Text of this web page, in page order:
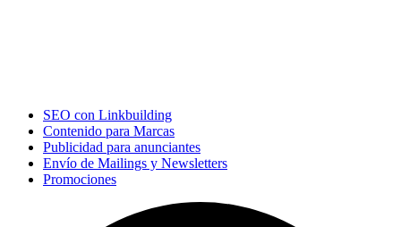
SEO con Linkbuilding
Contenido para Marcas
Publicidad para anunciantes
Envío de Mailings y Newsletters
Promociones